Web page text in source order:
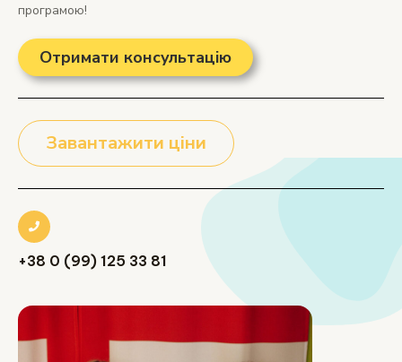
програмою!
Отримати консультацію
Завантажити ціни
+38 0 (99) 125 33 81